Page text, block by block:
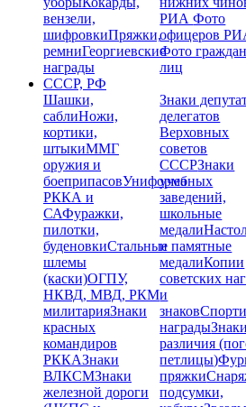
вензели,
шифровкиПряжки,
ремниГеоргиевские
награды
РИАФото
офицеров
Фото
лиц
СССР, РФ
Шашки,
саблиНожи,
кортики,
штыкиММГ
оружия и
боеприпасовУниформа
РККА и
САФуражки,
пилотки,
буденовкиСтальные
шлемы
(каски)ОГПУ,
НКВД, МВД, РКМ
милитарияЗнаки
красных
командиров
РККАЗнаки
ВЛКСМЗнаки
железной дороги
Знаки
делегатов
Верховных
советов
СССРЗнаки
учебных
заведений,
школьные
медали
и памятные
медалиКопии
советских
и
знаков
наградыЗнаки
различия
петлицы)
пряжки
подсумки,